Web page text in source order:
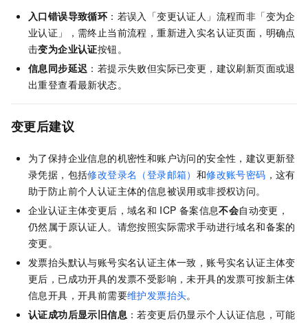
入口错误导致循环：若误入「变更认证人」流程而非「变为企
业认证」，需终止当前流程，重新进入实名认证页面，明确点
击变为企业认证按钮。
信息同步延迟 ：若提示失败但实际已变更，建议刷新页面或退
出重登查看最新状态。
变更后建议
为了保持企业信息的机密性和账户访问的安全性，建议更新登
录凭据，包括修改登录名（登录邮箱） 和修改账号密码 ，这有
助于防止前个人认证主体的信息被误用或非授权访问。
企业认证主体变更后，域名和 ICP 备案信息不会自动变更，
仍然属于原认证人。请您按照实际需求手动进行域名和备案的
变更。
发票抬头默认与账号实名认证主体一致，账号实名认证主体变
更后，已成功开具的发票不受影响，未开具的发票可按新主体
信息开具，开具前需要维护发票抬头。
认证成功后显示旧信息 ：若变更后仍显示个人认证信息，可能